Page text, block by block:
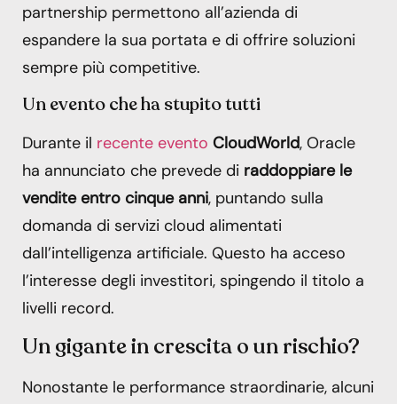
partnership permettono all’azienda di
espandere la sua portata e di offrire soluzioni
sempre più competitive.
Un evento che ha stupito tutti
Durante il recente evento CloudWorld, Oracle
ha annunciato che prevede di raddoppiare le
vendite entro cinque anni, puntando sulla
domanda di servizi cloud alimentati
dall’intelligenza artificiale. Questo ha acceso
l’interesse degli investitori, spingendo il titolo a
livelli record.
Un gigante in crescita o un rischio?
Nonostante le performance straordinarie, alcuni